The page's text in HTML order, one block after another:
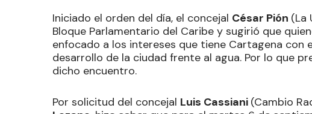
Iniciado el orden del día, el concejal César Pión (La
Bloque Parlamentario del Caribe y sugirió que
enfocado a los intereses que tiene Cartagena con
desarrollo de la ciudad frente al agua. Por lo que
dicho encuentro.
Por solicitud del concejal Luis Cassiani (Cambio